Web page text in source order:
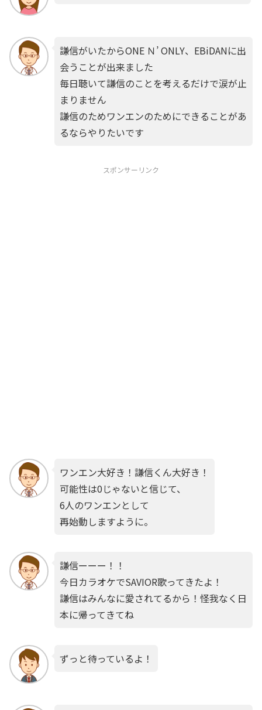
謙信がいたからONE Ｎ’ ONLY、EBiDANに出
会うことが出来ました
毎日聴いて謙信のことを考えるだけで涙が止
まりません
謙信のためワンエンのためにできることがあ
るならやりたいです
スポンサーリンク
ワンエン大好き！謙信くん大好き！
可能性は0じゃないと信じて、
6人のワンエンとして
再始動しますように。
謙信ーーー！！
今日カラオケでSAVIOR歌ってきたよ！
謙信はみんなに愛されてるから！怪我なく日
本に帰ってきてね
ずっと待っているよ！